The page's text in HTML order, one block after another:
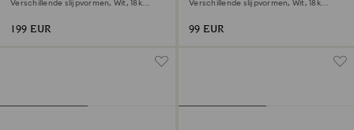
Verschillende slijpvormen, Wit, ‎18k
199 EUR
Verschillende slijpvormen, Wit, ‎18k
99 EUR